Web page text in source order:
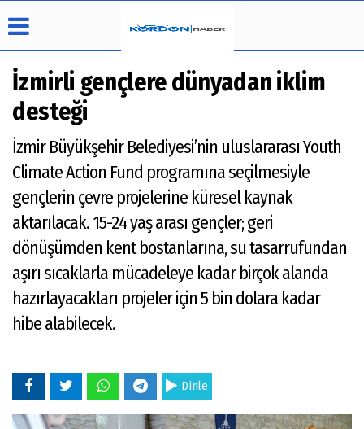
Haber
Arşivi
Durumu
Yazarları
Video
Foto
Galeri
İletişim
Çerez
Politikası
İzmirli gençlere dünyadan iklim
desteği
İzmir Büyükşehir Belediyesi’nin uluslararası Youth
Climate Action Fund programına seçilmesiyle
gençlerin çevre projelerine küresel kaynak
aktarılacak. 15-24 yaş arası gençler; geri
dönüşümden kent bostanlarına, su tasarrufundan
aşırı sıcaklarla mücadeleye kadar birçok alanda
hazırlayacakları projeler için 5 bin dolara kadar
hibe alabilecek.
Dinle